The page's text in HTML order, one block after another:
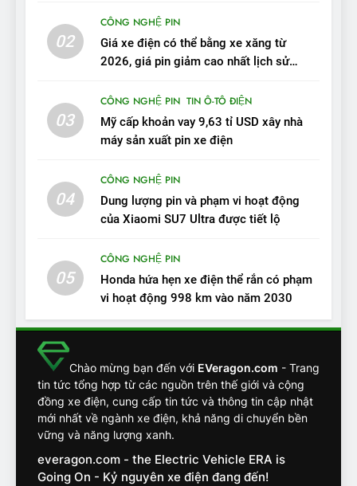
VinFast VF 7 tấm tắc: “Hơn
hẳn xe xăng”
ĐÁNH GIÁ XE
Người dùng nhận xét về
VinFast VF7: Độ hoàn thiện
đồng
12
VinFast VF7 – Mẫu xe cá
ĐÁNH GIÁ XE
Chuyên gia tiết lộ bài test
đối về an toàn trên VinFast
VF8
ĐÁNH GIÁ XE
14
VinFast VF7 đang bỏ xa
như thế nào?
ĐÁNH GIÁ XE
02
CÔNG NGHỆ PIN
Giá xe điện có thể bằng xe xăng từ
2026, giá pin giảm cao nhất lịch sử
03
CÔNG NGHỆ PIN TIN Ô-TÔ ĐIỆN
Mỹ cấp khoản vay 9,63 tỉ USD xây nhà
máy sản xuất pin xe điện
04
CÔNG NGHỆ PIN
Dung lượng pin và phạm vi hoạt động
của Xiaomi SU7 Ultra được tiết lộ
05
CÔNG NGHỆ PIN
Honda hứa hẹn xe điện thể rắn có phạm
vi hoạt động 998 km vào năm 2030
Chào mừng bạn đến với EVeragon.com - Trang
tin tức tổng hợp từ các nguồn trên thế giới và cộng
đồng xe điện, cung cấp tin tức và thông tin cập nhật
mới nhất về ngành xe điện, khả năng di chuyển bền
vững và năng lượng xanh.
everagon.com - the Electric Vehicle ERA is
Going On - Kỷ nguyên xe điện đang đến!